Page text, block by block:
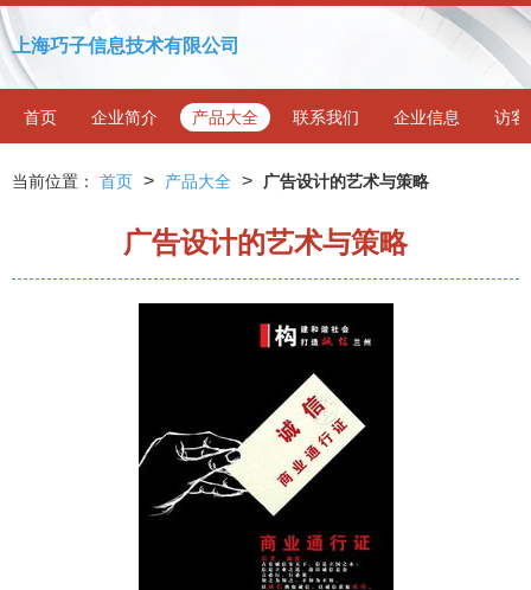
上海巧子信息技术有限公司
首页 企业简介 产品大全 联系我们 企业信息 访客
当前位置： 首页 > 产品大全 > 广告设计的艺术与策略
广告设计的艺术与策略